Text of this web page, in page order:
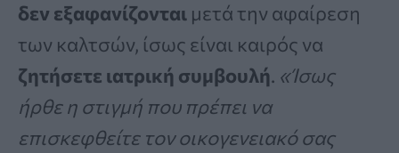
δεν εξαφανίζονται μετά την αφαίρεση
των καλτσών, ίσως είναι καιρός να
ζητήσετε ιατρική συμβουλή. «Ίσως
ήρθε η στιγμή που πρέπει να
επισκεφθείτε τον οικογενειακό σας